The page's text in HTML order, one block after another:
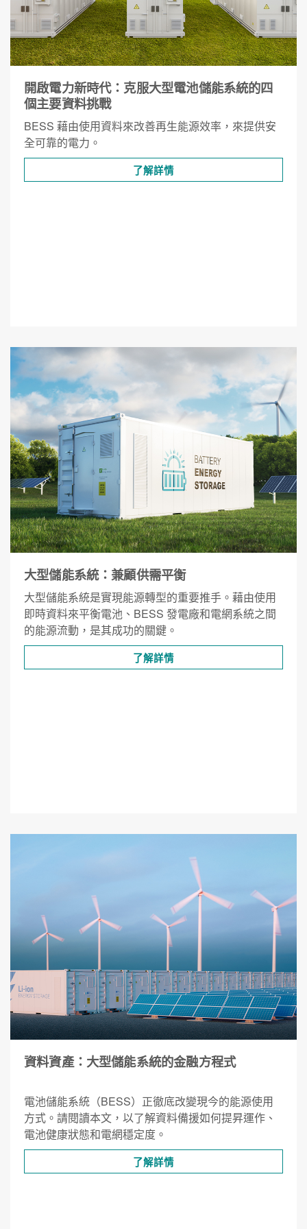
開啟電力新時代：克服大型電池儲能系統的四
個主要資料挑戰
BESS 藉由使用資料來改善再生能源效率，來提供安
全可靠的電力。
了解詳情
大型儲能系統：兼顧供需平衡
大型儲能系統是實現能源轉型的重要推手。藉由使用
即時資料來平衡電池、BESS 發電廠和電網系統之間
的能源流動，是其成功的關鍵。
了解詳情
資料資產：大型儲能系統的金融方程式
電池儲能系統（BESS）正徹底改變現今的能源使用
方式。請閱讀本文，以了解資料備援如何提昇運作、
電池健康狀態和電網穩定度。
了解詳情